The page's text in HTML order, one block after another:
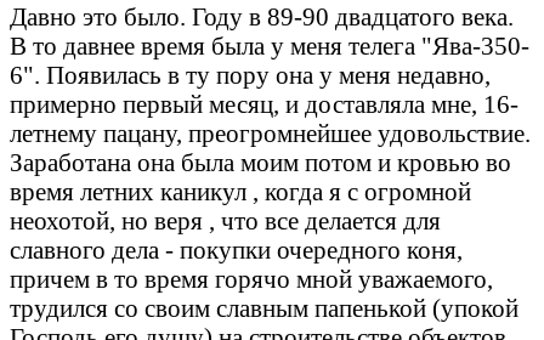
Давно это было. Году в 89-90 двадцатого века.
В то давнее время была у меня телега "Ява-350-
6". Появилась в ту пору она у меня недавно,
примерно первый месяц, и доставляла мне, 16-
летнему пацану, преогромнейшее удовольствие.
Заработана она была моим потом и кровью во
время летних каникул , когда я с огромной
неохотой, но веря , что все делается для
славного дела - покупки очередного коня,
причем в то время горячо мной уважаемого,
трудился со своим славным папенькой (упокой